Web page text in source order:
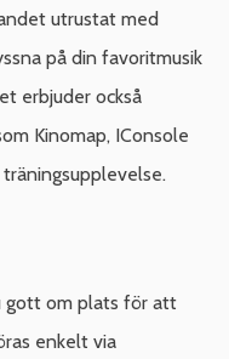
utrustat med
på din favoritmusik
erbjuder också
Kinomap, IConsole
gott om plats för att
enkelt via